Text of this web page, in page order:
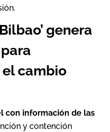
genera
cambio
con información de las
y contención